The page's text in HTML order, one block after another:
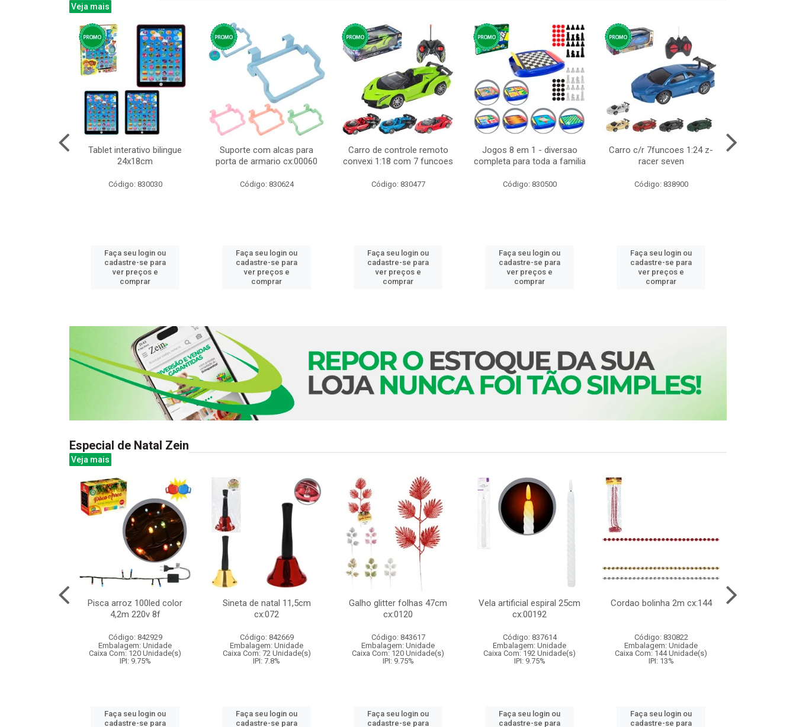
Veja mais
Tablet interativo bilingue
24x18cm
Código: 830030
Faça seu login ou
cadastre-se para
ver preços e
comprar
Suporte com alcas para
porta de armario cx:00060
Código: 830624
Faça seu login ou
cadastre-se para
ver preços e
comprar
Carro de controle remoto
convexi 1:18 com 7 funcoes
Código: 830477
Faça seu login ou
cadastre-se para
ver preços e
comprar
Jogos 8 em 1 - diversao
completa para toda a familia
Código: 830500
Faça seu login ou
cadastre-se para
ver preços e
comprar
Carro c/r 7funcoes 1:24 z-
racer seven
Código: 838900
Faça seu login ou
cadastre-se para
ver preços e
comprar
Especial de Natal Zein
Veja mais
Pisca arroz 100led color
4,2m 220v 8f
Código: 842929
Embalagem: Unidade
Caixa Com: 120 Unidade(s)
IPI: 9.75%
Faça seu login ou
cadastre-se para
Sineta de natal 11,5cm
cx:072
Código: 842669
Embalagem: Unidade
Caixa Com: 72 Unidade(s)
IPI: 7.8%
Faça seu login ou
cadastre-se para
Galho glitter folhas 47cm
cx:0120
Código: 843617
Embalagem: Unidade
Caixa Com: 120 Unidade(s)
IPI: 9.75%
Faça seu login ou
cadastre-se para
Vela artificial espiral 25cm
cx:00192
Código: 837614
Embalagem: Unidade
Caixa Com: 192 Unidade(s)
IPI: 9.75%
Faça seu login ou
cadastre-se para
Cordao bolinha 2m cx:144
Código: 830822
Embalagem: Unidade
Caixa Com: 144 Unidade(s)
IPI: 13%
Faça seu login ou
cadastre-se para